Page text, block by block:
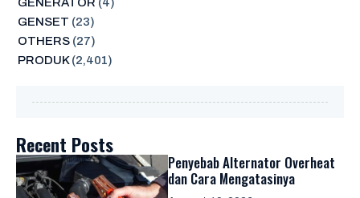
GENSET (23)
OTHERS(27)
PRODUK(2,401)
Recent Posts
Penyebab Alternator Overheat
dan Cara Mengatasinya